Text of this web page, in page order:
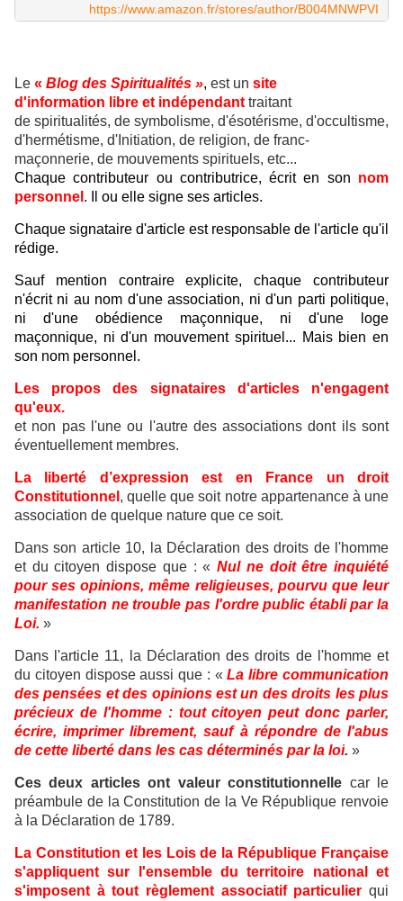
https://www.amazon.fr/stores/author/B004MNWPVI
Le « Blog des Spiritualités », est un site
d'information libre et indépendant traitant
de spiritualités, de symbolisme, d'ésotérisme, d'occultisme,
d'hermétisme, d'Initiation, de religion, de franc-
maçonnerie, de mouvements spirituels, etc...
Chaque contributeur ou contributrice, écrit en son nom
personnel . Il ou elle signe ses articles.
Chaque signataire d'article est responsable de l'article qu'il
rédige.
Sauf mention contraire explicite, chaque contributeur
n'écrit ni au nom d'une association, ni d'un parti politique,
ni d'une obédience maçonnique, ni d'une loge
maçonnique, ni d'un mouvement spirituel... Mais bien en
son nom personnel.
Les propos des signataires d'articles n'engagent
qu'eux.
et non pas l'une ou l'autre des associations dont ils sont
éventuellement membres.
La liberté d’expression est en France un droit
Constitutionnel , quelle que soit notre appartenance à une
association de quelque nature que ce soit.
Dans son article 10, la Déclaration des droits de l'homme
et du citoyen dispose que : «Nul ne doit être inquiété
pour ses opinions, même religieuses, pourvu que leur
manifestation ne trouble pas l'ordre public établi par la
Loi. »
Dans l'article 11, la Déclaration des droits de l'homme et
du citoyen dispose aussi que : «La libre communication
des pensées et des opinions est un des droits les plus
précieux de l'homme : tout citoyen peut donc parler,
écrire, imprimer librement, sauf à répondre de l'abus
de cette liberté dans les cas déterminés par la loi. »
Ces deux articles ont valeur constitutionnelle car le
préambule de la Constitution de la Ve République renvoie
à la Déclaration de 1789.
La Constitution et les Lois de la République Française
s'appliquent sur l'ensemble du territoire national et
s'imposent à tout règlement associatif particulier qui